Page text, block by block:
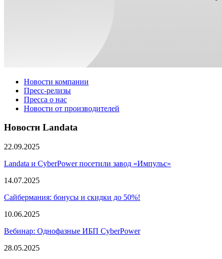
Новости компании
Пресс-релизы
Пресса о нас
Новости от производителей
Новости Landata
22.09.2025
Landata и CyberPower посетили завод «Импульс»
14.07.2025
Сайбермания: бонусы и скидки до 50%!
10.06.2025
Вебинар: Однофазные ИБП CyberPower
28.05.2025